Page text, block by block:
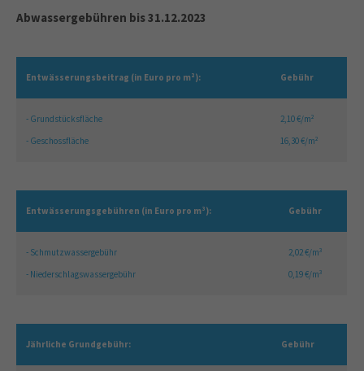
Abwassergebühren bis 31.12.2023
Entwässerungsbeitrag (in Euro pro m²): Gebühr
- Grundstücksfläche
- Geschossfläche
2,10 €/m²
16,30 €/m²
Entwässerungsgebühren (in Euro pro m³): Gebühr
- Schmutzwassergebühr
- Niederschlagswassergebühr
2,02 €/m³
0,19 €/m³
Jährliche Grundgebühr: Gebühr